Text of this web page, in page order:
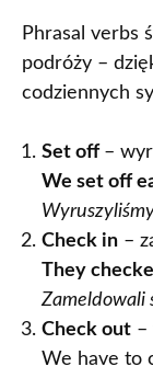
Phrasal verbs
podróży –
codziennych
Set off –
We set off
Check in –
They
Zameldowali
Check out –
We have to